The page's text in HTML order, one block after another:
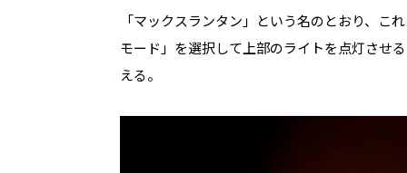
「マックスランタン」という名のとおり、こ
モード」を選択して上部のライトを点灯させ
える。